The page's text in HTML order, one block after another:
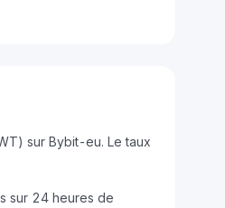
sur Bybit-eu. Le taux
sur 24 heures de